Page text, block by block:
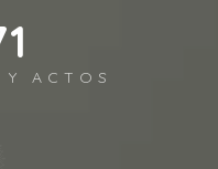
Y ACTOS